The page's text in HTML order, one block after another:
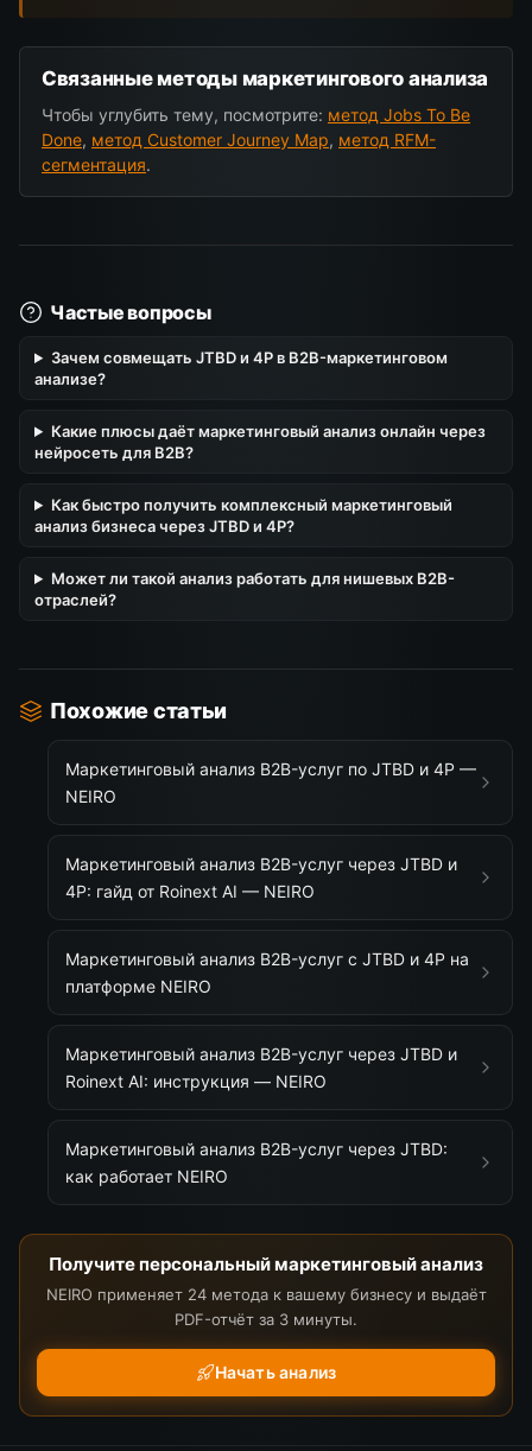
Связанные методы маркетингового анализа
Чтобы углубить тему, посмотрите: метод Jobs To Be
Done, метод Customer Journey Map, метод RFM-
сегментация.
Частые вопросы
Зачем совмещать JTBD и 4P в B2B-маркетинговом
анализе?
Какие плюсы даёт маркетинговый анализ онлайн через
нейросеть для B2B?
Как быстро получить комплексный маркетинговый
анализ бизнеса через JTBD и 4P?
Может ли такой анализ работать для нишевых B2B-
отраслей?
Похожие статьи
Маркетинговый анализ B2B-услуг по JTBD и 4P —
NEIRO
Маркетинговый анализ B2B-услуг через JTBD и
4P: гайд от Roinext AI — NEIRO
Маркетинговый анализ B2B-услуг с JTBD и 4P на
платформе NEIRO
Маркетинговый анализ B2B-услуг через JTBD и
Roinext AI: инструкция — NEIRO
Маркетинговый анализ B2B-услуг через JTBD:
как работает NEIRO
Получите персональный маркетинговый анализ
NEIRO применяет 24 метода к вашему бизнесу и выдаёт
PDF-отчёт за 3 минуты.
Начать анализ